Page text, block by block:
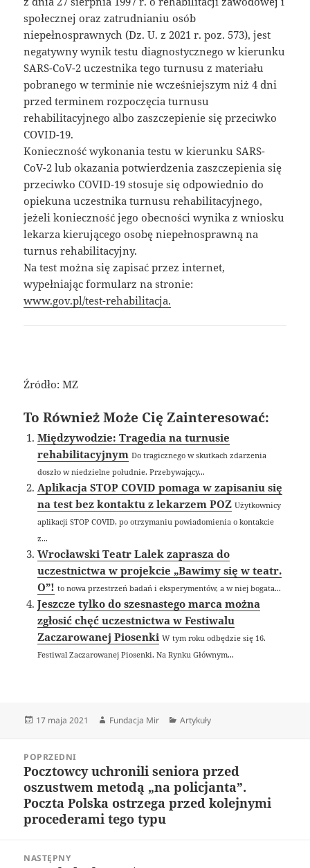
społecznej oraz zatrudnianiu osób
niepełnosprawnych (Dz. U. z 2021 r. poz. 573), jest
negatywny wynik testu diagnostycznego w kierunku
SARS-CoV-2 uczestnika tego turnusu z materiału
pobranego w terminie nie wcześniejszym niż 4 dni
przed terminem rozpoczęcia turnusu
rehabilitacyjnego albo zaszczepienie się przeciwko
COVID-19.
Konieczność wykonania testu w kierunku SARS-
CoV-2 lub okazania potwierdzenia zaszczepienia się
przeciwko COVID-19 stosuje się odpowiednio do
opiekuna uczestnika turnusu rehabilitacyjnego,
jeżeli konieczność jego obecności wynika z wniosku
lekarza kierującego osobę niepełnosprawną na
turnus rehabilitacyjny.
Na test można się zapisać przez internet,
wypełniając formularz na stronie:
www.gov.pl/test-rehabilitacja.
Źródło: MZ
To Również Może Cię Zainteresować:
Międzywodzie: Tragedia na turnusie
rehabilitacyjnym Do tragicznego w skutkach zdarzenia
doszło w niedzielne południe. Przebywający...
Aplikacja STOP COVID pomaga w zapisaniu się
na test bez kontaktu z lekarzem POZ Użytkownicy
aplikacji STOP COVID, po otrzymaniu powiadomienia o kontakcie
z...
Wrocławski Teatr Lalek zaprasza do
uczestnictwa w projekcie „Bawimy się w teatr.
O”! to nowa przestrzeń badań i eksperymentów, a w niej bogata...
Jeszcze tylko do szesnastego marca można
zgłosić chęć uczestnictwa w Festiwalu
Zaczarowanej Piosenki W tym roku odbędzie się 16.
Festiwal Zaczarowanej Piosenki. Na Rynku Głównym...
Data
17 maja 2021 Autor
Fundacja Mir Kategorie
Artykuły
wpisuPOPRZEDNI
Poprzedni
wpis:
Pocztowcy uchronili seniora przed
oszustwem metodą „na policjanta”.
Poczta Polska ostrzega przed kolejnymi
procederami tego typu
NASTĘPNY